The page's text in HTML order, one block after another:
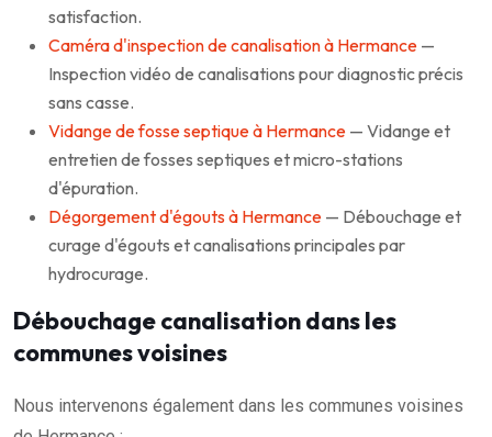
satisfaction.
Caméra d'inspection de canalisation à Hermance —
Inspection vidéo de canalisations pour diagnostic précis
sans casse.
Vidange de fosse septique à Hermance — Vidange et
entretien de fosses septiques et micro-stations
d'épuration.
Dégorgement d'égouts à Hermance — Débouchage et
curage d'égouts et canalisations principales par
hydrocurage.
Débouchage canalisation dans les
communes voisines
Nous intervenons également dans les communes voisines